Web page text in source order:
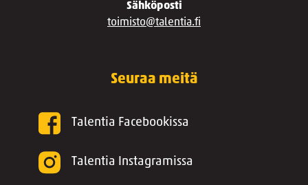
Sähköposti
toimisto@talentia.fi
Seuraa meitä
Talentia Facebookissa
Talentia Instagramissa